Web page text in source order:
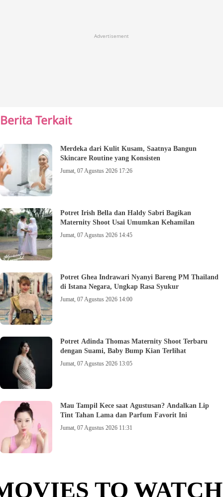
Advertisement
Berita Terkait
Merdeka dari Kulit Kusam, Saatnya Bangun
Skincare Routine yang Konsisten
Jumat, 07 Agustus 2026 17:26
Potret Irish Bella dan Haldy Sabri Bagikan
Maternity Shoot Usai Umumkan Kehamilan
Jumat, 07 Agustus 2026 14:45
Potret Ghea Indrawari Nyanyi Bareng PM Thailand
di Istana Negara, Ungkap Rasa Syukur
Jumat, 07 Agustus 2026 14:00
Potret Adinda Thomas Maternity Shoot Terbaru
dengan Suami, Baby Bump Kian Terlihat
Jumat, 07 Agustus 2026 13:05
Mau Tampil Kece saat Agustusan? Andalkan Lip
Tint Tahan Lama dan Parfum Favorit Ini
Jumat, 07 Agustus 2026 11:31
TO WATCH